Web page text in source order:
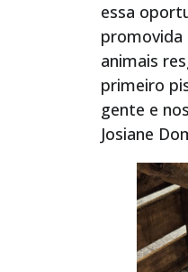
essa
promovida
animais
primeiro
gente e
Josiane